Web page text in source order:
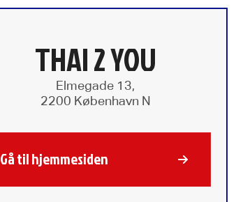
THAI 2 YOU
Elmegade 13,
2200 København N
Gå til hjemmesiden